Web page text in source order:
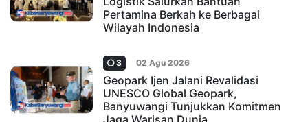
Pertamina Berkah ke Berbagai
Wilayah Indonesia
3 02 Agu 2026
Geopark Ijen Jalani Revalidasi
UNESCO Global Geopark,
Banyuwangi Tunjukkan Komitmen